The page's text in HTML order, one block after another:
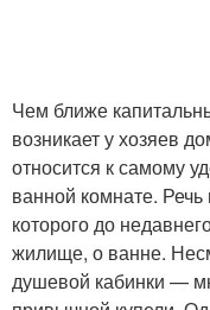
Чем ближе
возникает у хозяев
относится к самому
ванной комнате.
которого до
жилище, о ванне.
душевой кабинки —